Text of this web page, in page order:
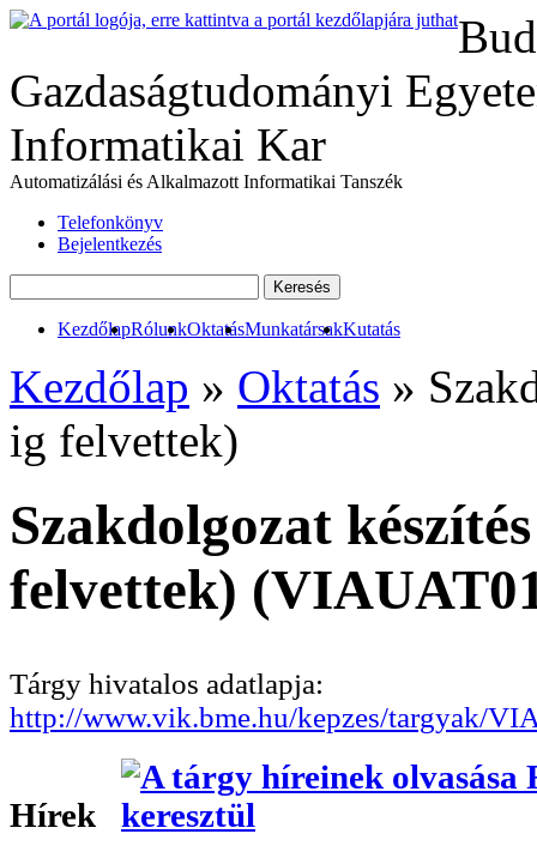
Gazdaságtudományi
Informatikai Kar
Automatizálási és Alkalmazott Informatikai Tanszék
Telefonkönyv
Bejelentkezés
KezdőlapRólunkOktatásMunkatársakKutatás
Kezdőlap » Oktatás »
ig felvettek)
Szakdolgozat
felvettek)
Tárgy hivatalos adatlapja:
http://www.vik.bme.hu/kepzes/targyak/
Hírek